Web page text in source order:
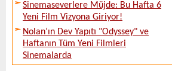
Sinemaseverlere Müjde: Bu Hafta 6
Yeni Film Vizyona Giriyor!
Nolan’ın Dev Yapıtı "Odyssey" ve
Haftanın Tüm Yeni Filmleri
Sinemalarda